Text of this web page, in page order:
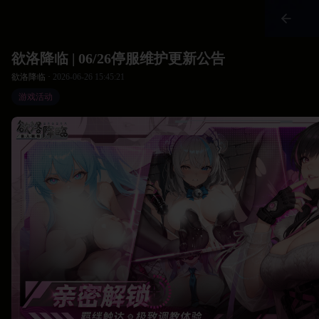
欲洛降临 | 06/26停服维护更新公告
欲洛降临 · 2026-06-26 15:45:21
游戏活动